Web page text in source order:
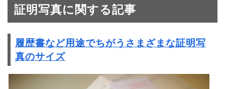
証明写真に関する記事
履歴書など用途でちがうさまざまな証明写
真のサイズ